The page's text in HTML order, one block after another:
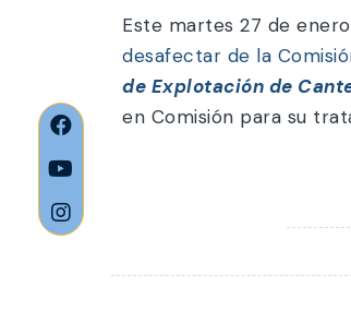
Este martes 27 de
desafectar de la
de Explotación de
en Comisión para su